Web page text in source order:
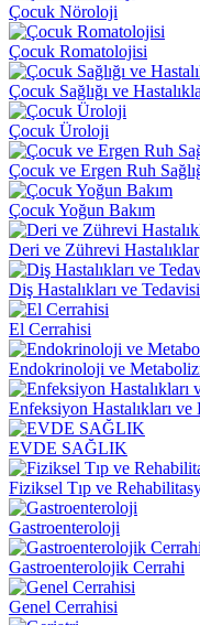
Çocuk Nöroloji
Çocuk Romatolojisi
Çocuk Sağlığı ve
Çocuk Üroloji
Çocuk ve Ergen Ruh
Çocuk Yoğun Bakım
Deri ve Zührevi Hastalıklar
Diş Hastalıkları ve Tedavisi
El Cerrahisi
Endokrinoloji ve
Enfeksiyon Hastalıkları
EVDE SAĞLIK
Fiziksel Tıp ve
Gastroenteroloji
Gastroenterolojik Cerrahi
Genel Cerrahisi